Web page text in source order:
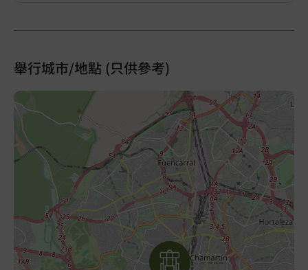
舉行城市/地點 (只供參考)